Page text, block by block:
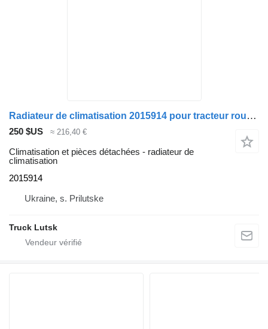
Radiateur de climatisation 2015914 pour tracteur routier DAF CF85
250 $US ≈ 216,40 €
Climatisation et pièces détachées - radiateur de
climatisation
2015914
Ukraine, s. Prilutske
Truck Lutsk